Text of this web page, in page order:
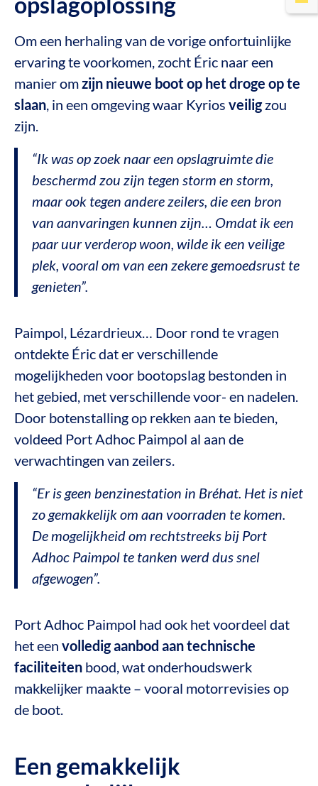
Om een herhaling van de vorige onfortuinlijke
ervaring te voorkomen, zocht Éric naar een
manier om zijn nieuwe boot op het droge op te
slaan , in een omgeving waar Kyrios veiligzou
zijn.
“Ik was op zoek naar een opslagruimte die
beschermd zou zijn tegen storm en storm,
maar ook tegen andere zeilers, die een bron
van aanvaringen kunnen zijn… Omdat ik een
paar uur verderop woon, wilde ik een veilige
plek, vooral om van een zekere gemoedsrust te
genieten”.
Paimpol, Lézardrieux… Door rond te vragen
ontdekte Éric dat er verschillende
mogelijkheden voor bootopslag bestonden in
het gebied, met verschillende voor- en nadelen.
Door botenstalling op rekken aan te bieden,
voldeed Port Adhoc Paimpol al aan de
verwachtingen van zeilers.
“Er is geen benzinestation in Bréhat. Het is niet
zo gemakkelijk om aan voorraden te komen.
De mogelijkheid om rechtstreeks bij Port
Adhoc Paimpol te tanken werd dus snel
afgewogen”.
Port Adhoc Paimpol had ook het voordeel dat
het een volledig aanbod aan technische
faciliteiten bood, wat onderhoudswerk
makkelijker maakte – vooral motorrevisies op
de boot.
Een gemakkelijk